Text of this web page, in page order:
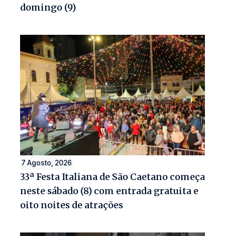
domingo (9)
7 Agosto, 2026
33ª Festa Italiana de São Caetano começa
neste sábado (8) com entrada gratuita e
oito noites de atrações